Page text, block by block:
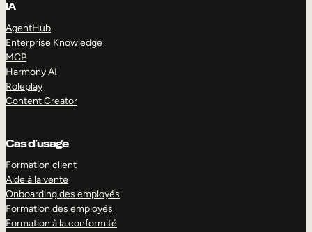
IA
AgentHub
Enterprise Knowledge
MCP
Harmony AI
Roleplay
Content Creator
Cas d’usage
Formation client
Aide à la vente
Onboarding des employés
Formation des employés
Formation à la conformité